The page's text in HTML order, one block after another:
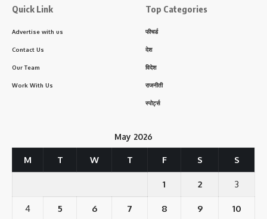
Quick Link
Advertise with us
Contact Us
Our Team
Work With Us
Top Categories
फीचर्ड
देश
विदेश
राजनीती
स्पोर्ट्स
May 2026
M T W T F S S
1 2 3
4 5 6 7 8 9 10